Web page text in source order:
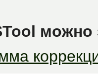
можно